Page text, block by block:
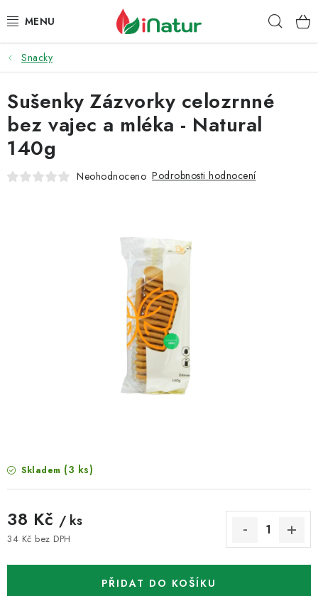
na
POTRAVINY
OŘECHY A SUŠENÉ PLODY
SNACKY
NÁPOJE
Podmínky ochrany osobních údajů
Snacky
Skladem (3 ks)
38 Kč / ks
34 Kč bez DPH
PŘIDAT DO KOŠÍKU
Sušenky Zázvorky celozrnné
bez vajec a mléka - Natural
140g
Neohodnoceno Podrobnosti hodnocení